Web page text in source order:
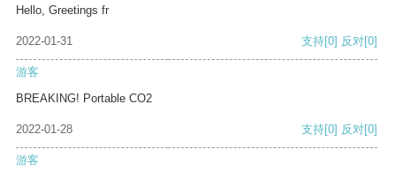
Hello, Greetings fr
2022-01-31 支持[0] 反对[0]
游客
BREAKING! Portable CO2
2022-01-28 支持[0] 反对[0]
游客